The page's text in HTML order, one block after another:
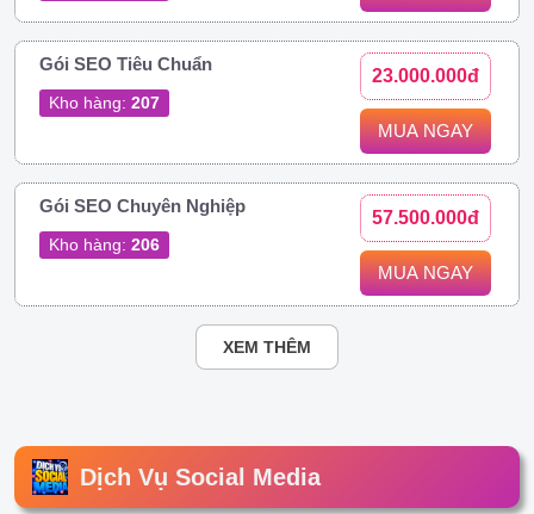
Gói SEO Tiêu Chuẩn
Kho hàng: 207
23.000.000đ
MUA NGAY
Gói SEO Chuyên Nghiệp
Kho hàng: 206
57.500.000đ
MUA NGAY
XEM THÊM
Dịch Vụ Social Media